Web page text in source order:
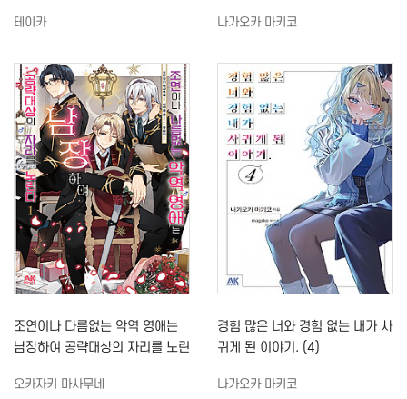
테이카 나가오카 마키코
조연이나 다름없는 악역 영애는
남장하여 공략대상의 자리를 노린
오카자키 마사무네
경험 많은 너와 경험 없는 내가 사
귀게 된 이야기. (4)
나가오카 마키코